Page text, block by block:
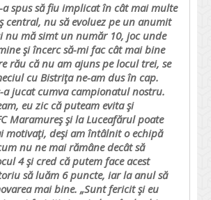
spus să fiu implicat în cât mai multe
central, nu să evoluez pe un anumit
nu mă simt un număr 10, joc unde
şi încerc să-mi fac cât mai bine
rău că nu am ajuns pe locul trei, se
cu Bistriţa ne-am dus în cap.
a jucat cumva campionatul nostru.
eu zic că puteam evita şi
Maramureş şi la Luceafărul poate
motivaţi, deşi am întâlnit o echipă
nu ne mai rămâne decât să
4 şi cred că putem face acest
să luăm 6 puncte, iar la anul să
mai bine. „Sunt fericit şi eu